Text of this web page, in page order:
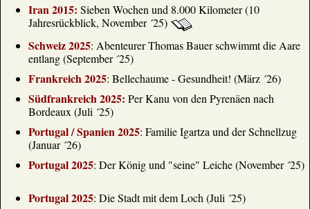
Beratungen über globale Krisen:
Weltsozialforum in Benin
Benin
www.tagesschau.de
Ebola breitet sich rasant in der Demokratischen
Republik Kongo aus
Ebola breitet sich rasant in der Demokratischen
Republik Kongo aus
www.tagesschau.de
Mallorca: Nächste Demo gegen
verschärfen auf Mallorca den Konflikt um den
Iran 2015: Sieben Wochen und 8.000 Kilometer (10
Jahresrückblick, November ´25)
Schweiz 2025: Abenteurer Thomas Bauer schwimmt die Aare
entlang (September ´25)
Frankreich 2025: Bellechaume - Gesundheit! (März ´26)
Südfrankreich 2025: Per Kanu von den Pyrenäen nach
Bordeaux (Juli ´25)
Portugal / Spanien 2025: Familie Igartza und der Schnellzug
(Januar ´26)
Portugal 2025: Der König und "seine" Leiche (November ´25)
Portugal 2025: Die Stadt mit dem Loch (Juli ´25)